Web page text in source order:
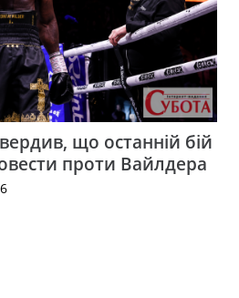
що останній бій
проти Вайлдера